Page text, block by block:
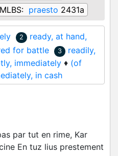
praesto 2431a
2
ready, at hand,
for battle 3
readily,
immediately ♦ (of
in cash
par tut en rime, Kar
En tuz lius prestement